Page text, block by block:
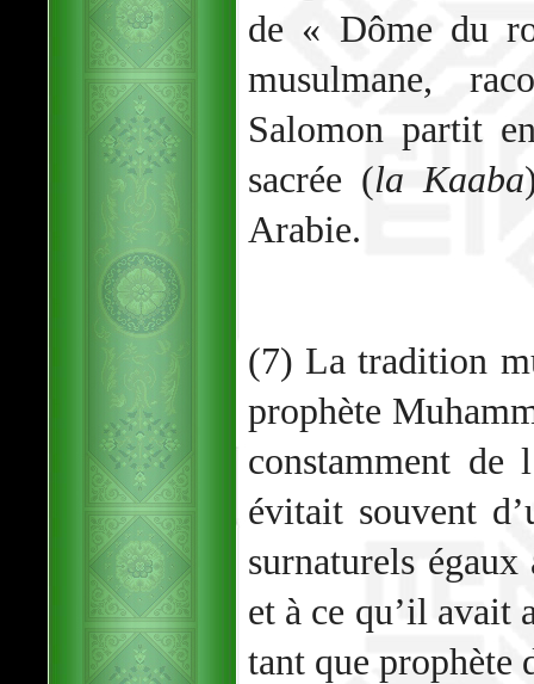
de « Dôme du
musulmane,
Salomon partit
sacrée (la Kaaba
Arabie.
(7) La tradition
prophète
constamment de
évitait souvent
surnaturels
et à ce qu’il avait
tant que prophète